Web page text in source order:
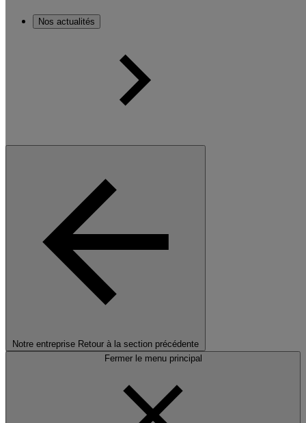
Nos actualités
Notre entreprise Retour à la section précédente
Fermer le menu principal